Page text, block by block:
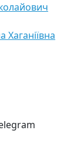
Хаганіївна